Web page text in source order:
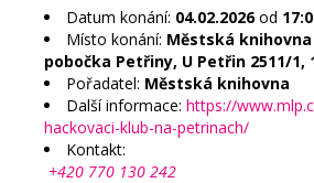
Datum konání: 04.02.2026od
Místo konání: Městská knihovna
pobočka Petřiny, U Petřin 2511/1,
Pořadatel: Městská knihovna
Další informace: https://
hackovaci-klub-na-petrinach/
Kontakt:
+420 770 130 242